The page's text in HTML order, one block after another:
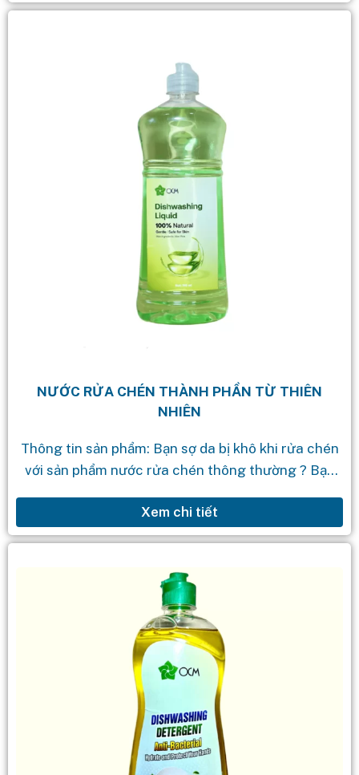
NƯỚC RỬA CHÉN THÀNH PHẦN TỪ THIÊN
NHIÊN
Thông tin sản phẩm: Bạn sợ da bị khô khi rửa chén
với sản phẩm nước rửa chén thông thường ? Bạn
Xem chi tiết